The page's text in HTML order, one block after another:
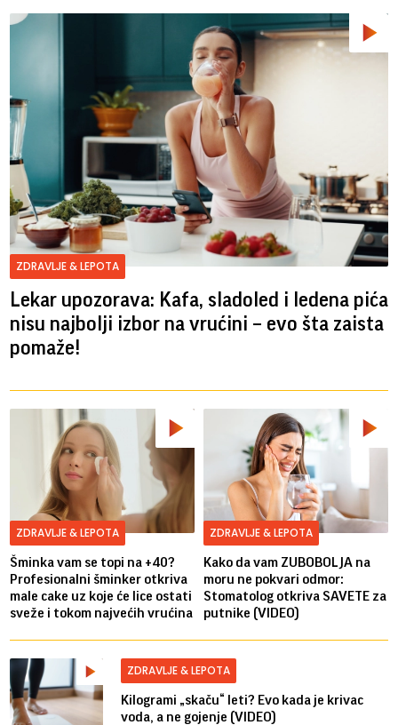
ZDRAVLJE & LEPOTA
Lekar upozorava: Kafa, sladoled i ledena pića
nisu najbolji izbor na vrućini – evo šta zaista
pomaže!
ZDRAVLJE & LEPOTA
Šminka vam se topi na +40?
Profesionalni šminker otkriva
male cake uz koje će lice ostati
sveže i tokom najvećih vrućina
ZDRAVLJE & LEPOTA
Kako da vam ZUBOBOLJA na
moru ne pokvari odmor:
Stomatolog otkriva SAVETE za
putnike (VIDEO)
ZDRAVLJE & LEPOTA
Kilogrami „skaču“ leti? Evo kada je krivac
voda, a ne gojenje (VIDEO)